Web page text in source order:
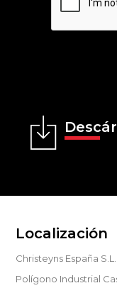
Localización
Christeyns España
Polígono Industrial